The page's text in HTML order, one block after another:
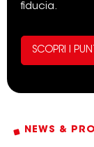
fiducia.
SCOPRI I
NEWS &